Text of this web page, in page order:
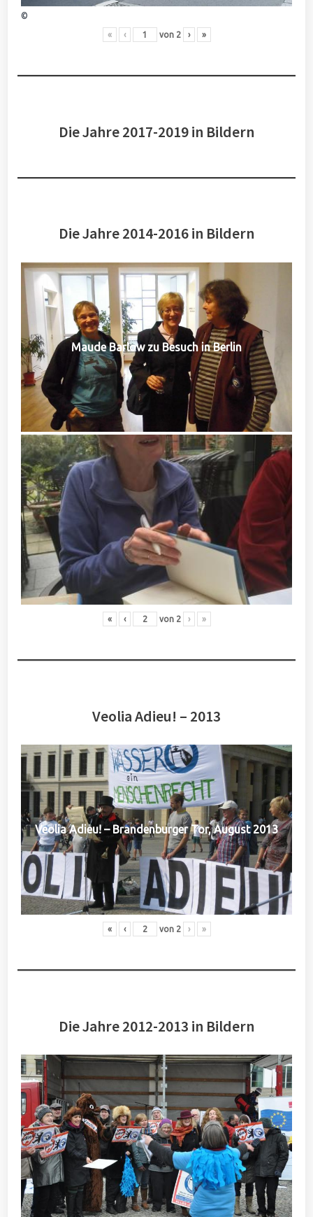
©
« ‹ von 2 › »
Die Jahre 2017-2019 in Bildern
Die Jahre 2014-2016 in Bildern
Maude Barlow zu Besuch in Berlin
« ‹ von 2 › »
Veolia Adieu! – 2013
Veolia Adieu! – Brandenburger Tor, August 2013
« ‹ von 2 › »
Die Jahre 2012-2013 in Bildern